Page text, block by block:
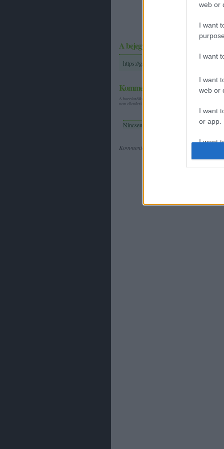
web or
I want
I want
I want
web or
I want
or app.
I want
I want
glifozát
A bejegyzés trackback címe:
https://greenpeace.blog.hu/api/trackback/id/
Kommentek:
A hozzászólások a
nem ellenőrzi. Kifogás esetén forduljon a blog
Nincsenek hozzászólások.
Kommentezéshez